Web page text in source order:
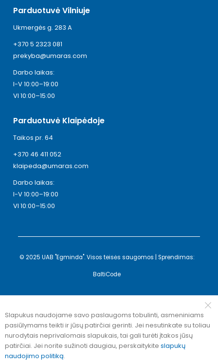
Parduotuvė Vilniuje
Ukmergės g. 283 A
+370 5 2323 081
prekyba@umaras.com
Darbo laikas:
I-V 10:00–19:00
VI 10:00–15:00
Parduotuvė Klaipėdoje
Taikos pr. 64
+370 46 411 052
klaipeda@umaras.com
Darbo laikas:
I-V 10:00–19:00
VI 10:00–15:00
© 2025 UAB "Egminda". Visos teisės saugomos | Sprendimas:
BaltiCode
Slapukus naudojame savo paslaugoms tobulinti, asmeniniams
pasiūlymams teikti ir jūsų patirčiai gerinti. Jei nesutinkate su toliau
nurodytais neprivalomais slapukais, tai gali turėti įtakos jūsų
patirčiai. Jei norite sužinoti daugiau, perskaitykite slapukų
naudojimo politiką.